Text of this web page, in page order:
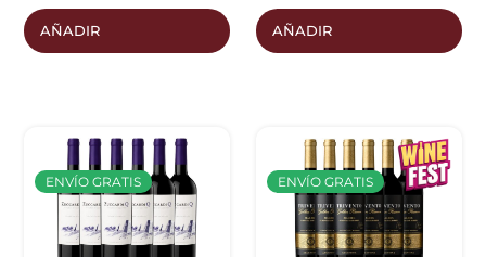
AÑADIR AÑADIR
ENVÍO GRATIS ENVÍO GRATIS